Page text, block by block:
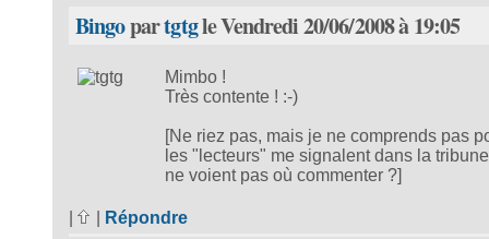
Bingopartgtgle Vendredi 20/06/2008 à 19:05
Mimbo !
Très contente ! :-)
[Ne riez pas, mais je ne comprends pas
les "lecteurs" me signalent dans la
ne voient pas où commenter ?]
Répondre